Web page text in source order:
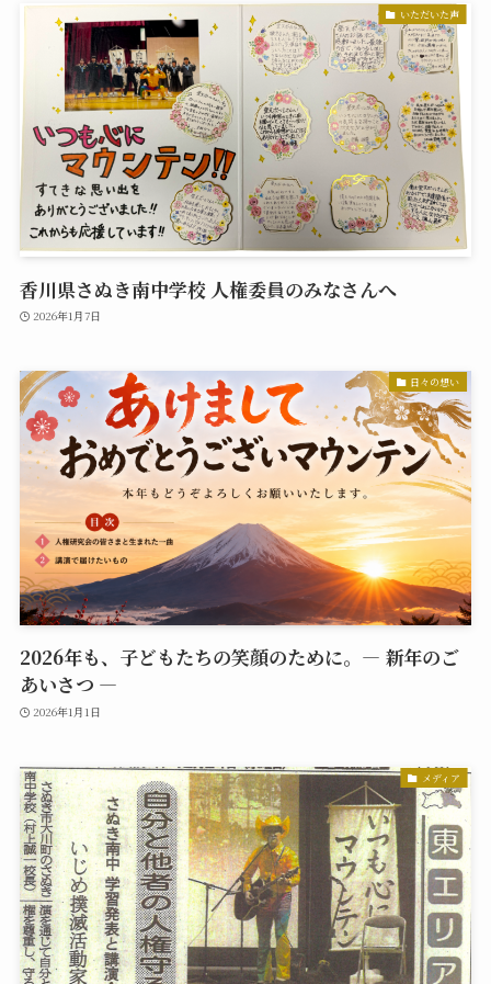
いただいた声
香川県さぬき南中学校 人権委員のみなさんへ
2026年1月7日
日々の想い
2026年も、子どもたちの笑顔のために。― 新年のご
あいさつ ―
2026年1月1日
メディア